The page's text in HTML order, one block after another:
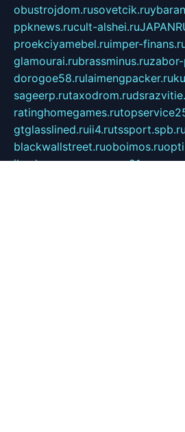
obustrojdom.rusovetcik.ru
ppknews.rucult-alshei.ru
proekciyamebel.ruimper-
glamourai.rubrassminus.ru
dorogoe58.rulaimengpacker.ru
sageerp.rutaxodrom.ru
ratinghomegames.ru
gtglasslined.ruii4.rutssport.spb.ru
blackwallstreet.ruoboimos.ru
ikuch.runycr.org.runpa21.ru